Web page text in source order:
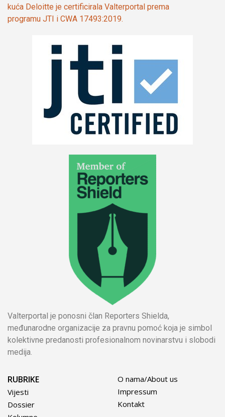
kuća Deloitte je certificirala Valterportal prema
programu JTI i CWA 17493:2019.
Valterportal je ponosni član Reporters Shielda,
međunarodne organizacije za pravnu pomoć koja je simbol
kolektivne predanosti profesionalnom novinarstvu i slobodi
medija.
RUBRIKE
Vijesti
Dossier
O nama/About us
Impressum
Kontakt